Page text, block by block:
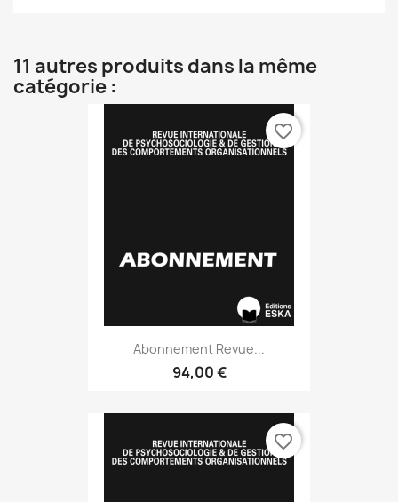
11 autres produits dans la même
catégorie :
Abonnement Revue...
94,00 €
favorite_border
favorite_border